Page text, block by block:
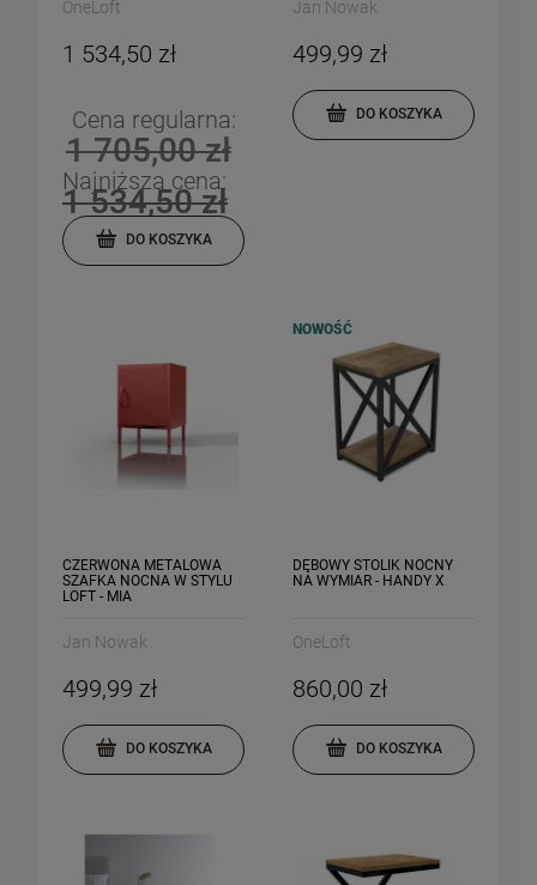
OneLoft
1 534,50 zł
Cena regularna:
1 705,00 zł
Najniższa cena:
1 534,50 zł
DO KOSZYKA
Jan Nowak
499,99 zł
DO KOSZYKA
CZERWONA METALOWA
SZAFKA NOCNA W STYLU
LOFT - MIA
Jan Nowak
499,99 zł
DO KOSZYKA
DĘBOWY STOLIK NOCNY
NA WYMIAR - HANDY X
OneLoft
860,00 zł
DO KOSZYKA
NOWOŚĆ